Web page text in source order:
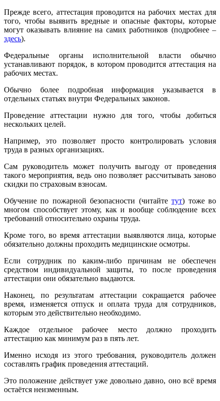
Прежде всего, аттестация проводится на рабочих местах для
того, чтобы выявить вредные и опасные факторы, которые
могут оказывать влияние на самих работников (подробнее –
здесь).
Федеральные органы исполнительной власти обычно
устанавливают порядок, в котором проводится аттестация на
рабочих местах.
Обычно более подробная информация указывается в
отдельных статьях внутри Федеральных законов.
Проведение аттестации нужно для того, чтобы добиться
нескольких целей.
Например, это позволяет просто контролировать условия
труда в разных организациях.
Сам руководитель может получить выгоду от проведения
такого мероприятия, ведь оно позволяет рассчитывать заново
скидки по страховым взносам.
Обучение по пожарной безопасности (читайтетут) тоже во
многом способствует этому, как и вообще соблюдение всех
требований относительно охраны труда.
Кроме того, во время аттестации выявляются лица, которые
обязательно должны проходить медицинские осмотры.
Если сотрудник по каким-либо причинам не обеспечен
средством индивидуальной защиты, то после проведения
аттестации они обязательно выдаются.
Наконец, по результатам аттестации сокращается рабочее
время, изменяется отпуск и оплата труда для сотрудников,
которым это действительно необходимо.
Каждое отдельное рабочее место должно проходить
аттестацию как минимум раз в пять лет.
Именно исходя из этого требования, руководитель должен
составлять график проведения аттестаций.
Это положение действует уже довольно давно, оно всё время
остаётся неизменным.